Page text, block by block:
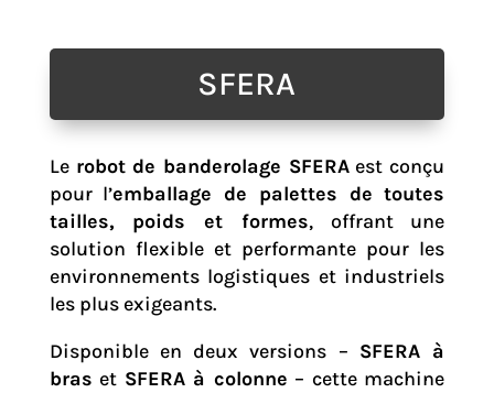
SFERA
Le robot de banderolage SFERAest conçu
pour l’emballage de palettes de toutes
tailles, poids et formes, offrant une
solution flexible et performante pour les
environnements logistiques et industriels
les plus exigeants.
Disponible en deux versions – SFERA à
bras et SFERA à colonne – cette machine